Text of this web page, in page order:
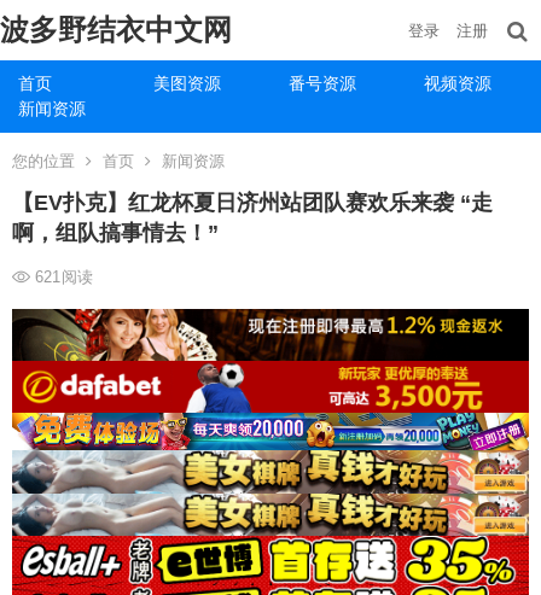
波多野结衣中文网
首页 美图资源 番号资源
视频资源
新闻资源
登录 注册
您的位置 首页 新闻资源
【EV扑克】红龙杯夏日济州站团队赛欢乐来袭 “走
啊，组队搞事情去！”
621阅读